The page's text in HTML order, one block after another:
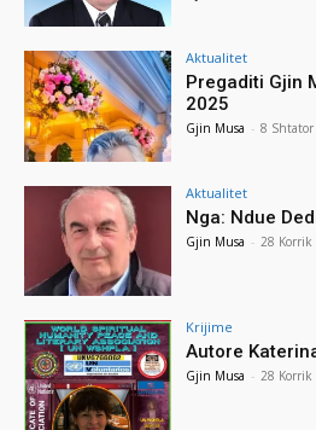
Aktualitet
Pregaditi Gjin
2025
Gjin Musa - 8 Shtator
Aktualitet
Nga: Ndue
Gjin Musa - 28 Korrik
Krijime
Autore
Gjin Musa - 28 Korrik